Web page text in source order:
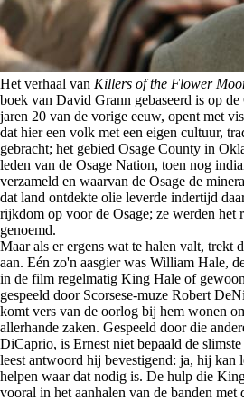
Het verhaal van Killers of the Flower
boek van David Grann gebaseerd is op
jaren 20 van de vorige eeuw, opent met
dat hier een volk met een eigen cultuur,
gebracht; het gebied Osage County in
leden van de Osage Nation, toen nog
verzameld en waarvan de Osage de
dat land ontdekte olie leverde indertijd
rijkdom op voor de Osage; ze werden het
genoemd.
Maar als er ergens wat te halen valt, trekt
aan. Eén zo'n aasgier was William Hale,
in de film regelmatig King Hale of
gespeeld door Scorsese-muze Robert
komt vers van de oorlog bij hem wonen
allerhande zaken. Gespeeld door die
DiCaprio, is Ernest niet bepaald de
leest antwoord hij bevestigend: ja, hij kan
helpen waar dat nodig is. De hulp die
vooral in het aanhalen van de banden met